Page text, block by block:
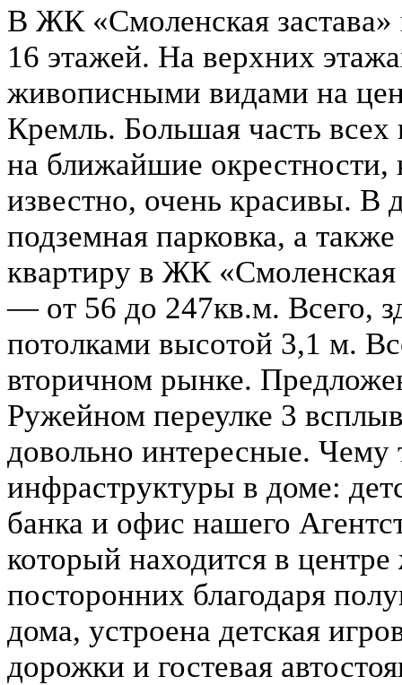
В ЖК «Смоленская
16 этажей. На верхних
живописными видами на
Кремль. Большая часть
на ближайшие
известно, очень красивы. В
подземная парковка, а
квартиру в ЖК
— от 56 до 247кв.м. Всего,
потолками высотой 3,1 м.
вторичном рынке.
Ружейном переулке 3
довольно интересные.
инфраструктуры в доме:
банка и офис нашего
который находится в
посторонних благодаря
дома, устроена детская
дорожки и гостевая